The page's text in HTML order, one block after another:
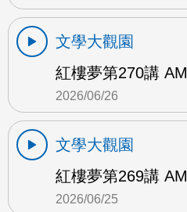
文學大觀園
紅樓夢第270講 AM
2026/06/26
文學大觀園
紅樓夢第269講 AM
2026/06/25